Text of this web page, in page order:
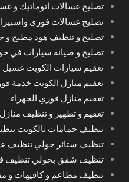
تصليح غسالات اتوماتيك و
تصليح غسالات فوري
تصليح و تنظيف هود مطبخ و
تصليح و صيانة سيارات في
تعقيم سيارات الكويت غسيل
تعقيم منازل الكويت خدمة
تعقيم منازل فوري الجهراء
تعقيم و تطهير و تنظيف
تنظيف حمامات بالكويت
تنظيف ستائر حولي تنظيف
تنظيف شقق بحولي تنظيف
تنظيف مطاعم و كافيهات و